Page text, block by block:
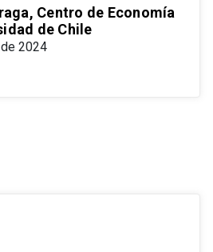
Centro de Economía
de Chile
2024